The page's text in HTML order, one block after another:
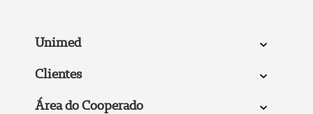
Unimed
Clientes
Área do Cooperado